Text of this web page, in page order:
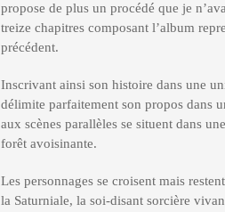
propose de plus un procédé que je
treize chapitres composant l’album
précédent.
Inscrivant ainsi son histoire dans une
délimite parfaitement son propos dans
aux scènes parallèles se situent dans
forêt avoisinante.
Les personnages se croisent mais
la Saturniale, la soi-disant sorcière